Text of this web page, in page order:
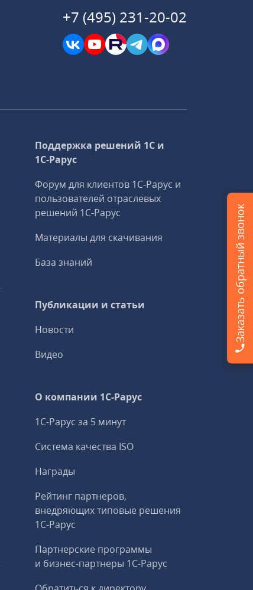
+7 (495) 231-20-02
Поддержка решений 1С и
1С‑Рарус
Форум для клиентов 1С‑Рарус и
пользователей отраслевых
решений 1С‑Рарус
Материалы для скачивания
База знаний
Публикации и статьи
Новости
Видео
О компании 1C-Рарус
1С-Рарус за 5 минут
Система качества ISO
Награды
Рейтинг партнеров,
внедряющих типовые решения
1С‑Рарус
Партнерские программы
и бизнес‑партнеры 1С‑Рарус
Заказать обратный звонок